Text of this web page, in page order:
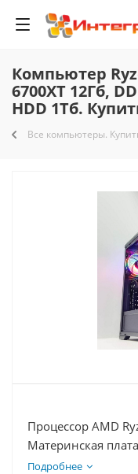
Компьютер
6700XT 12Гб,
HDD 1Тб.
Все компьютеры.
Процессор AMD
Материнская
RX 6700XT 12Гб,
Подробнее